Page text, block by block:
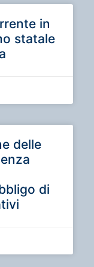
in
statale
delle
di